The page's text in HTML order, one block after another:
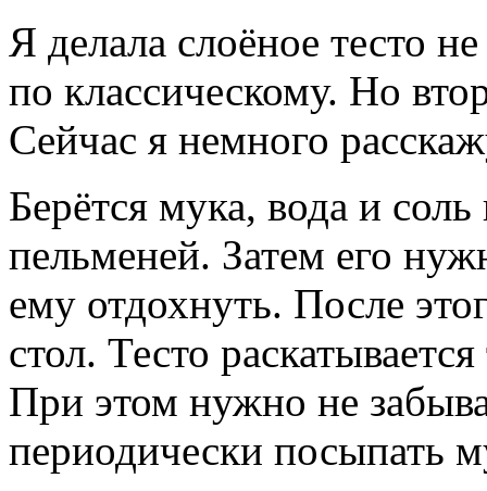
Я делала слоёное тесто
по классическому. Но
Сейчас я немного
Берётся мука, вода и соль
пельменей. Затем его
ему отдохнуть. После
стол. Тесто
При этом нужно не
периодически посыпать